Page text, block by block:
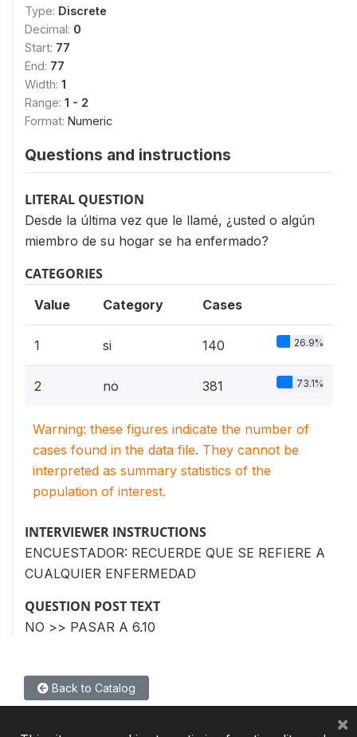
Type: Discrete
Decimal: 0
Start: 77
End: 77
Width: 1
Range: 1 - 2
Format: Numeric
Questions and instructions
LITERAL QUESTION
Desde la última vez que le llamé, ¿usted o algún
miembro de su hogar se ha enfermado?
CATEGORIES
Value Category Cases
1 si 140 26.9%
2 no 381 73.1%
Warning: these figures indicate the number of
cases found in the data file. They cannot be
interpreted as summary statistics of the
population of interest.
INTERVIEWER INSTRUCTIONS
ENCUESTADOR: RECUERDE QUE SE REFIERE A
CUALQUIER ENFERMEDAD
QUESTION POST TEXT
NO >> PASAR A 6.10
Back to Catalog
×